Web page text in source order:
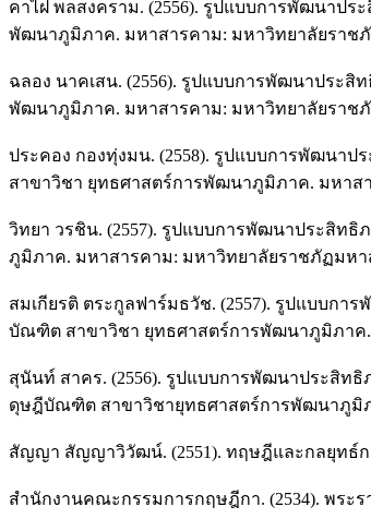
คาไฝ พลสงคราม. (2556). รูปแบบการพัฒนาป
พัฒนาภูมิภาค. มหาสารคาม: มหาวิทยาลัยราช
ฉลอง นาคเสน. (2556). รูปแบบการพัฒนาประ
พัฒนาภูมิภาค. มหาสารคาม: มหาวิทยาลัยราช
ประคอง กองทุ่งมน. (2558). รูปแบบการพัฒนา
สาขาวิชา ยุทธศาสตร์การพัฒนาภูมิภาค. มหา
วิทยา วรชิน. (2557). รูปแบบการพัฒนาประสิท
ภูมิภาค. มหาสารคาม: มหาวิทยาลัยราชภัฏมหา
สมเกียรติ ตระกูลฟาร์มธวัช. (2557). รูปแบบก
บัณฑิต สาขาวิชา ยุทธศาสตร์การพัฒนาภูมิภาค
สุนันท์ สาคร. (2556). รูปแบบการพัฒนาประสิท
ดุษฎีบัณฑิต สาขาวิชายุทธศาสตร์การพัฒนาภูมิ
สัญญา สัญญาวิวัฒน์. (2551). ทฤษฎีและกลยุทธ์
สำนักงานคณะกรรมการกฤษฎีกา. (2534). พระ